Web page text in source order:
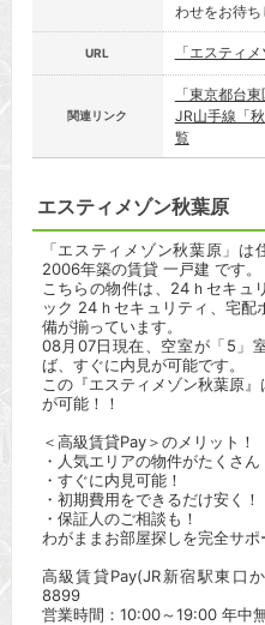
わせをお待ち
URL 「エスティ
関連リンク
「東京都台
JR山手線「
覧
エスティメゾン秋葉原
「エスティメゾン秋葉原」
2006年築の賃貸 一戸建 です。
こちらの物件は、24ｈセキュ
ック 24ｈセキュリティ、宅配
備が揃っています。
08月07日現在、空室が「5」
ば、すぐに内見が可能です。
この『エスティメゾン秋葉原
が可能！！
＜高級賃貸Pay＞のメリット！
・人気エリアの物件がたくさん
・すぐに内見可能！
・初期費用をできるだけ安く！
・保証人のご相談も！
わがままお部屋探しを完全サポ
高級賃貸Pay(JR新宿駅東口
8899
営業時間：10:00～19:00 年中